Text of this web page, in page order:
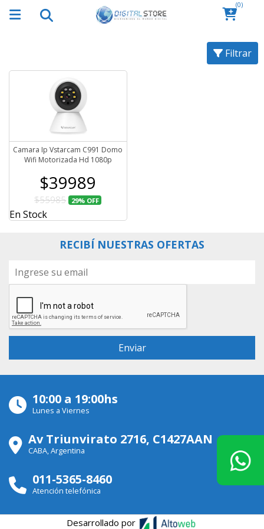
(0)
Filtrar
Camara Ip Vstarcam C991 Domo
Wifi Motorizada Hd 1080p
$39989
$55985 29% OFF
En Stock
RECIBÍ NUESTRAS OFERTAS
10:00 a 19:00hs
Lunes a Viernes
Av Triunvirato 2716, C1427AAN
CABA, Argentina
011-5365-8460
Atención telefónica
Desarrollado por